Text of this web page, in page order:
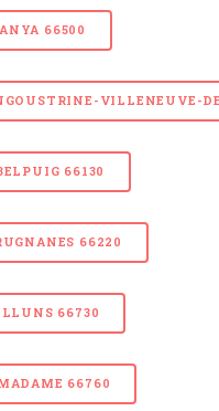
66500
VILLENEUVE-
66130
66220
66730
66760